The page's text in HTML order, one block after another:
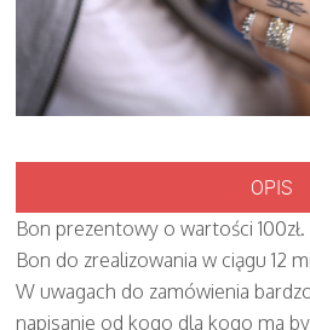
OPIS
Bon prezentowy o wartości 100zł.
Bon do zrealizowania w ciągu 12
W uwagach do zamówienia
napisanie od kogo dla kogo ma